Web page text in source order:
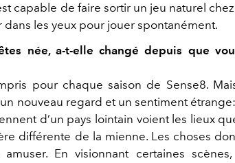
capable de faire sortir un jeu naturel
les yeux pour jouer spontanément.
née, a-t-elle changé depuis que
pour chaque saison de Sense8.
nouveau regard et un sentiment étrange:
d’un pays lointain voient les lieux
différente de la mienne. Les choses
En visionnant certaines scènes,